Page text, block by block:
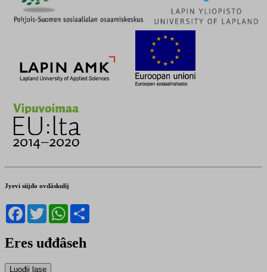
Jyevi siijđo ovdâskulij
Facebook
TwitterWhatsApp
Eres uđđâseh